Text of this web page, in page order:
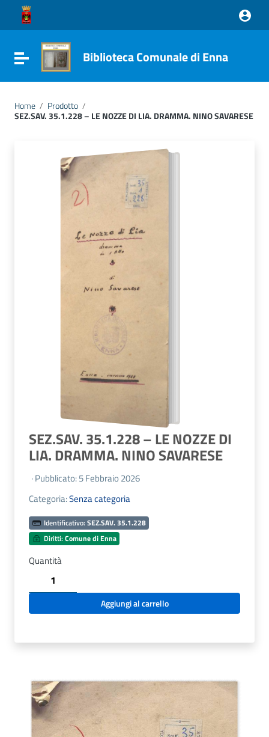
Vai ai contenuti
Vai al menu di navigazione
Vai al footer
Attiva / disattiva la navigazione
Biblioteca Comunale di Enna
Home / Prodotto /
SEZ.SAV. 35.1.228 – LE NOZZE DI LIA. DRAMMA. NINO SAVARESE
SEZ.SAV. 35.1.228 – LE NOZZE DI
LIA. DRAMMA. NINO SAVARESE
· Pubblicato: 5 Febbraio 2026
Categoria:Senza categoria
Identificativo: SEZ.SAV. 35.1.228
Diritti:Comune di Enna
Quantità
35.1.228
-
LIA.
quantità
Aggiungi al carrello